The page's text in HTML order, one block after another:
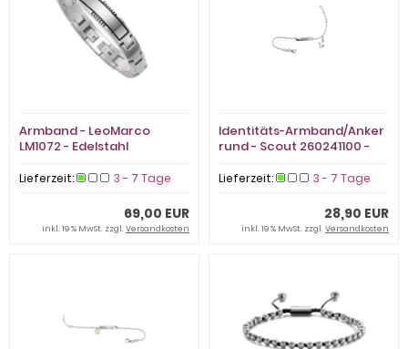
Armband - LeoMarco
LM1072 - Edelstahl
Lieferzeit: 3 - 7 Tage
69,00 EUR
inkl. 19 % MwSt. zzgl.Versandkosten
Identitäts-Armband/Anker
rund - Scout 260241100 -
Email
Lieferzeit: 3 - 7 Tage
28,90 EUR
inkl. 19 % MwSt. zzgl.Versandkosten